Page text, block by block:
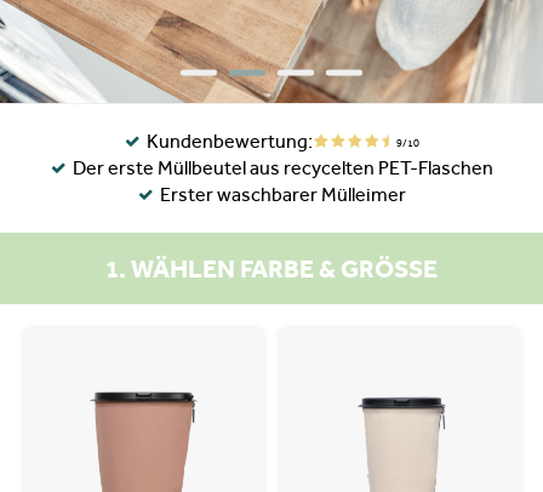
Kundenbewertung: 9/10
Der erste Müllbeutel aus recycelten PET-Flaschen
Erster waschbarer Mülleimer
1. WÄHLEN FARBE & GRÖSSE